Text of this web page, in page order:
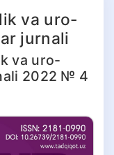
va uro-
jurnali
va uro-
2022 № 4